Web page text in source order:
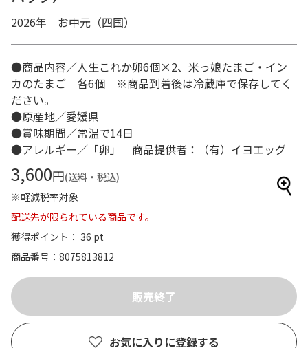
2026年 お中元（四国）
●商品内容／人生これか卵6個×2、米っ娘たまご・イン
カのたまご 各6個 ※商品到着後は冷蔵庫で保存してく
ださい。
●原産地／愛媛県
●賞味期間／常温で14日
●アレルギー／「卵」 商品提供者：（有）イヨエッグ
3,600円(送料・税込)
※軽減税率対象
配送先が限られている商品です。
獲得ポイント： 36 pt
商品番号
8075813812
お気に入りに登録する